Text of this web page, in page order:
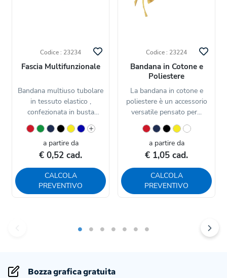
Codice : 23234
Fascia Multifunzionale
Bandana multiuso tubolare
in tessuto elastico ,
confezionata in busta
singola...
a partire da
€ 0,52 cad.
CALCOLA
PREVENTIVO
Codice : 23224
Bandana in Cotone e
Poliestere
La bandana in cotone e
poliestere è un accessorio
versatile pensato per...
a partire da
€ 1,05 cad.
CALCOLA
PREVENTIVO
Bozza grafica gratuita